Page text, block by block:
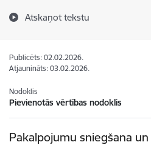
Atskaņot tekstu
Publicēts: 02.02.2026.
Atjaunināts: 03.02.2026.
Nodoklis
Pievienotās vērtības nodoklis
Pakalpojumu sniegšana